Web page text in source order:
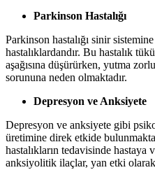
Parkinson Hastalığı
Parkinson hastalığı sinir
hastalıklardandır. Bu hastalık
aşağısına düşürürken, yutma
sorununa neden olmaktadır.
Depresyon ve Anksiyete
Depresyon ve anksiyete gibi
üretimine direk etkide
hastalıkların tedavisinde
anksiyolitik ilaçlar, yan etki